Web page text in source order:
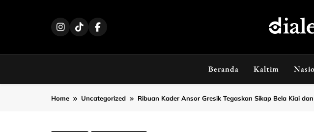
Beranda Kaltim
Home Uncategorized Ribuan Kader Ansor Gresik Tegaskan Sikap Bela Kiai